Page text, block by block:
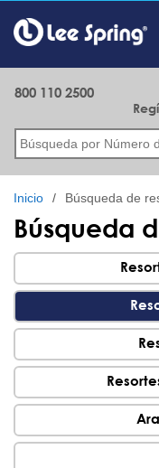
contenido
principal
800 110 2500
Inicio Búsqueda de
Búsqueda